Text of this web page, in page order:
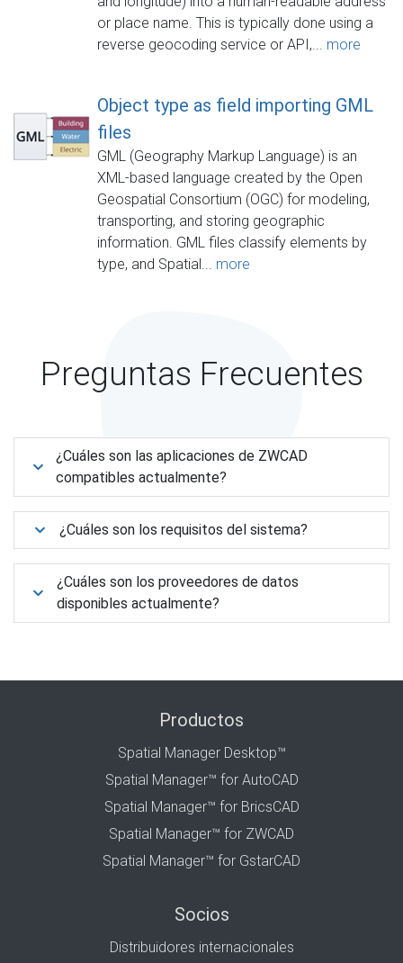
or place name. This is typically done using a
reverse geocoding service or API,... more
Object type as field importing GML
files
GML (Geography Markup Language) is an
XML-based language created by the Open
Geospatial Consortium (OGC) for modeling,
transporting, and storing geographic
information. GML files classify elements by
type, and Spatial... more
Preguntas Frecuentes
¿Cuáles son las aplicaciones de ZWCAD
compatibles actualmente?
¿Cuáles son los requisitos del sistema?
¿Cuáles son los proveedores de datos
disponibles actualmente?
Productos
Spatial Manager Desktop™
Spatial Manager™ for AutoCAD
Spatial Manager™ for BricsCAD
Spatial Manager™ for ZWCAD
Spatial Manager™ for GstarCAD
Socios
Distribuidores internacionales